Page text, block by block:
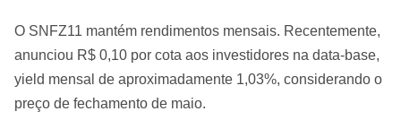
O SNFZ11 mantém rendimentos mensais. Recentemente,
anunciou R$ 0,10 por cota aos investidores na data-base,
yield mensal de aproximadamente 1,03%, considerando o
preço de fechamento de maio.